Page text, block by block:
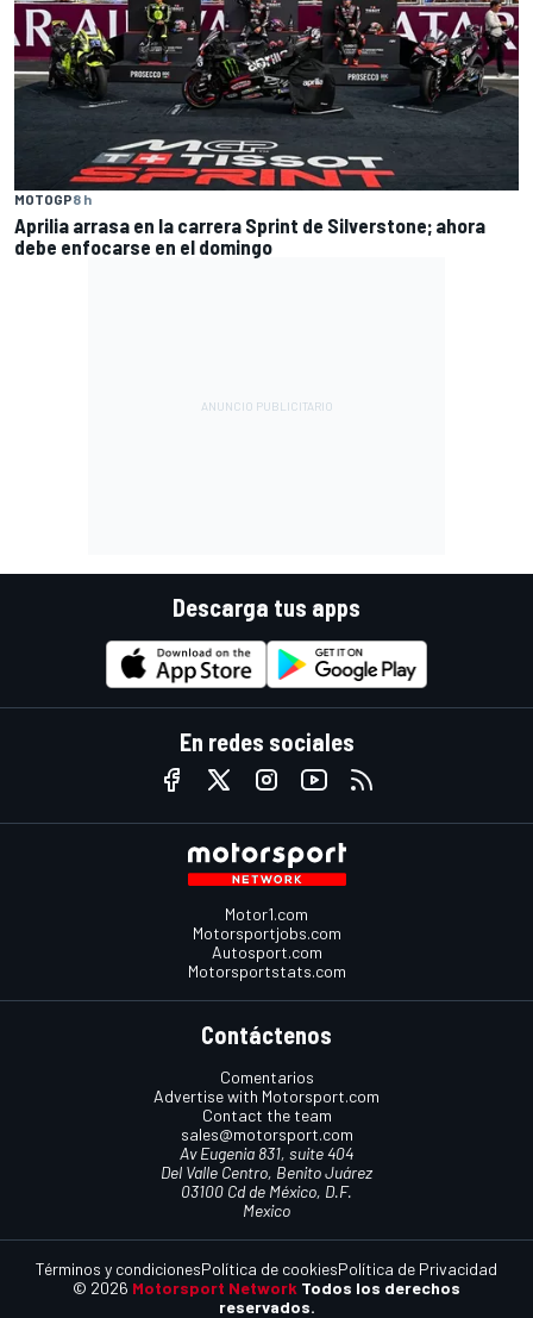
MOTOGP8 h
Aprilia arrasa en la carrera Sprint de Silverstone; ahora
debe enfocarse en el domingo
Descarga tus apps
En redes sociales
Motor1.com
Motorsportjobs.com
Autosport.com
Motorsportstats.com
Contáctenos
Comentarios
Advertise with Motorsport.com
Contact the team
sales@motorsport.com
Av Eugenia 831, suite 404
Del Valle Centro, Benito Juárez
03100 Cd de México, D.F.
Mexico
© 2026 Motorsport Network Todos los derechos
reservados.
Términos y condicionesPolítica de cookiesPolítica de Privacidad